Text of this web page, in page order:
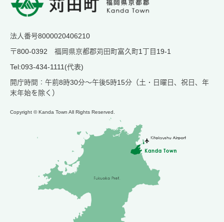
法人番号8000020406210
〒800-0392 福岡県京都郡苅田町富久町1丁目19-1
Tel:093-434-1111(代表)
開庁時間：午前8時30分～午後5時15分（土・日曜日、祝日、年
末年始を除く）
Copyright © Kanda Town All Rights Reserved.